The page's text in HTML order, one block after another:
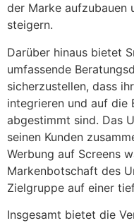
der Marke aufzubauen
steigern.
Darüber hinaus bietet
umfassende
sicherzustellen, dass
integrieren und auf die
abgestimmt sind. Das
seinen Kunden
Werbung auf Screens
Markenbotschaft des
Zielgruppe auf einer
Insgesamt bietet die